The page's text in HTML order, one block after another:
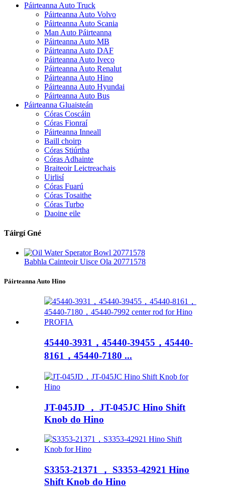
Páirteanna Auto Truck
Páirteanna Auto Volvo
Páirteanna Auto Scania
Man Auto Páirteanna
Páirteanna Auto MB
Páirteanna Auto DAF
Páirteanna Auto Iveco
Páirteanna Auto Renalut
Páirteanna Auto Hino
Páirteanna Auto Hyundai
Páirteanna Auto Bus
Páirteanna Gluaisteán
Córas Coscáin
Córas Fionraí
Páirteanna Inneall
Baill choirp
Córas Stiúrtha
Córas Adhainte
Braiteoir Leictreachais
Uirlisí
Córas Fuarú
Córas Tosaithe
Córas Turbo
Daoine eile
Táirgí Gné
Babhla Cainteoir Uisce Ola 20771578
Páirteanna Auto Hino
45440-3931，45440-39455，45440-
8161，45440-7180 ​​...
JT-045JD ， JT-045JC Hino Shift
Knob do Hino
S3353-21371 ， S3353-42921 Hino
Shift Knob do Hino